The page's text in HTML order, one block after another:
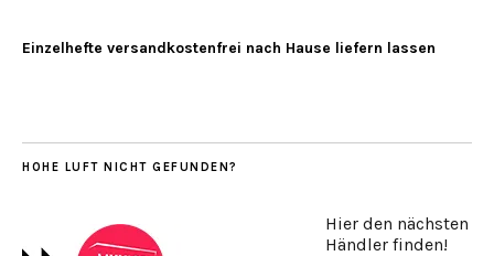
Einzelhefte versandkostenfrei nach Hause liefern lassen
HOHE LUFT NICHT GEFUNDEN?
Hier den nächsten
Händler finden!